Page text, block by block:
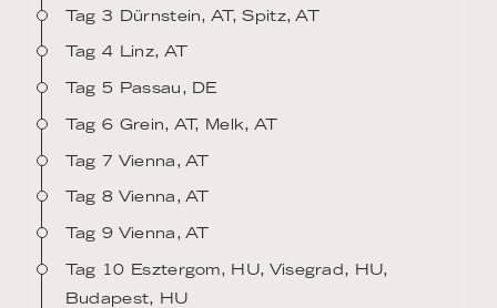
Tag 3 Dürnstein, AT, Spitz, AT
Tag 4 Linz, AT
Tag 5 Passau, DE
Tag 6 Grein, AT, Melk, AT
Tag 7 Vienna, AT
Tag 8 Vienna, AT
Tag 9 Vienna, AT
Tag 10 Esztergom, HU, Visegrad, HU,
Budapest, HU